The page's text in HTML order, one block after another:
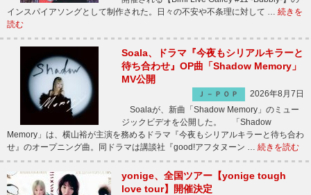
インスパイアソングとして制作された。日々の不安や不条理に対して … 続きを
読む
Soala、ドラマ『今夜もシリアルキラーと
待ち合わせ』OP曲「Shadow Memory」
MV公開
Ｊ－ＰＯＰ
2026年8月7日
Soalaが、新曲「Shadow Memory」のミュー
ジックビデオを公開した。 「Shadow
Memory」は、横山裕が主演を務めるドラマ『今夜もシリアルキラーと待ち合わ
せ』のオープニング曲。同ドラマは講談社『good!アフタヌーン … 続きを読む
yonige、全国ツアー【yonige tough
love tour】開催決定